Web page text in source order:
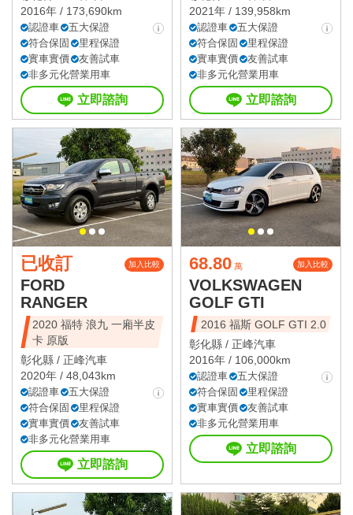
2016年 / 173,690km
認證車
五大保證
符合保固
里程保證
實車實價
友善試車
非多元化營業用車
立即諮詢
2021年 / 139,958km
認證車
五大保證
符合保固
里程保證
實車實價
友善試車
非多元化營業用車
立即諮詢
已收訂 加入比較
FORD
RANGER
2020 福特 浪九 一廂半皮
卡 原版
彰化縣 / 正峰汽車
2020年 / 48,043km
認證車
五大保證
符合保固
里程保證
實車實價
友善試車
非多元化營業用車
立即諮詢
68.80 萬 加入比較
VOLKSWAGEN
GOLF GTI
2016 福斯 GOLF GTI 2.0
彰化縣 / 正峰汽車
2016年 / 106,000km
認證車
五大保證
符合保固
里程保證
實車實價
友善試車
非多元化營業用車
立即諮詢